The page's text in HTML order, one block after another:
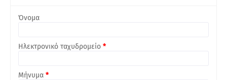
Όνομα
Ηλεκτρονικό ταχυδρομείο *
Μήνυμα *